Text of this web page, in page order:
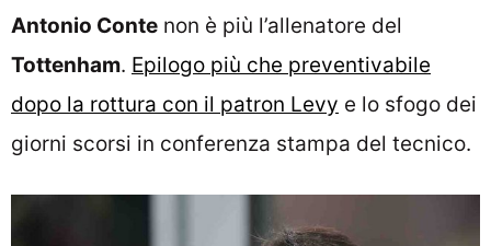
Antonio Conte non è più l’allenatore del
Tottenham. Epilogo più che preventivabile
dopo la rottura con il patron Levy e lo sfogo dei
giorni scorsi in conferenza stampa del tecnico.